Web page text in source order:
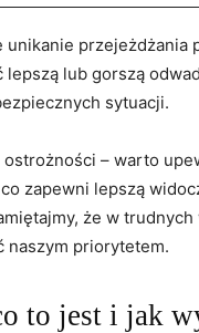
przejeżdżania
lub gorszą
sytuacji.
‌– warto
zapewni⁣ lepszą
że w trudnych
naszym priorytetem.
to jest ‌i jak‌